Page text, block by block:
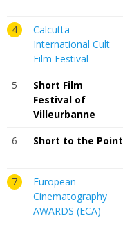
4
Calcutta
International Cult
Film Festival
5
Short Film
Festival of
Villeurbanne
6 Short to the Point
7
European
Cinematography
AWARDS (ECA)